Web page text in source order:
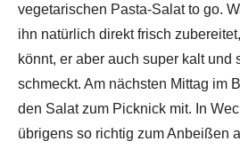
vegetarischen Pasta-Salat to go.
ihn natürlich direkt frisch
könnt, er aber auch super kalt und
schmeckt. Am nächsten Mittag im
den Salat zum Picknick mit. In
übrigens so richtig zum Anbeißen